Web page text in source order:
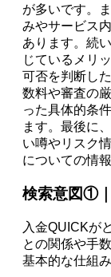
が多いです。
みやサービス
あります。続
じているメリ
可否を判断し
数料や審査の
った具体的条
ます。最後に
い噂やリスク
についての情
検索意図①
入金QUICKが
との関係や手
基本的な仕組